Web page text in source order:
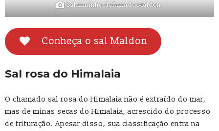
Sal marinho defumado Maldon.
Conheça o sal Maldon
Sal rosa do Himalaia
O chamado sal rosa do Himalaia não é extraído do mar,
mas de minas secas do Himalaia, acrescido do processo
de trituração. Apesar disso, sua classificação entra na